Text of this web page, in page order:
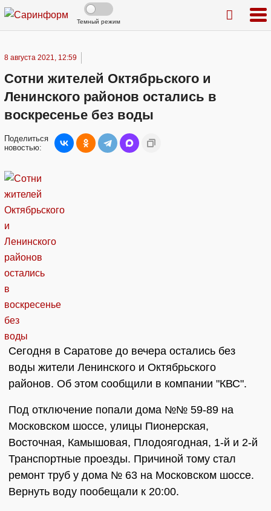
Темный режим
8 августа 2021, 12:59
Сотни жителей Октябрьского и
Ленинского районов остались в
воскресенье без воды
Поделиться
новостью:
Сегодня в Саратове до вечера остались без
воды жители Ленинского и Октябрьского
районов. Об этом сообщили в компании "КВС".
Под отключение попали дома №№ 59-89 на
Московском шоссе, улицы Пионерская,
Восточная, Камышовая, Плодоягодная, 1-й и 2-й
Транспортные проезды. Причиной тому стал
ремонт труб у дома № 63 на Московском шоссе.
Вернуть воду пообещали к 20:00.